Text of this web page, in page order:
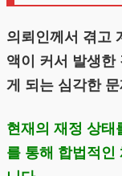
의뢰인께서 겪고
액이 커서 발생한
게 되는 심각한
현재의 재정 상태
를 통해 합법적인